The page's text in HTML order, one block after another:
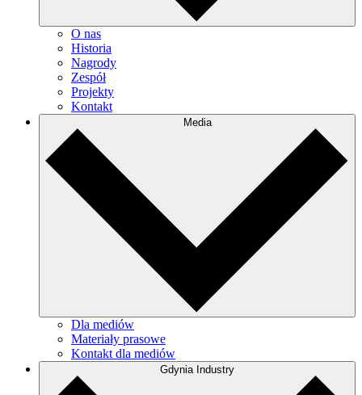
O nas
Historia
Nagrody
Zespół
Projekty
Kontakt
Media
Dla mediów
Materiały prasowe
Kontakt dla mediów
Gdynia Industry